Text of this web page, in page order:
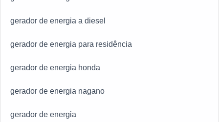
gerador de energia a diesel
gerador de energia para residência
gerador de energia honda
gerador de energia nagano
gerador de energia